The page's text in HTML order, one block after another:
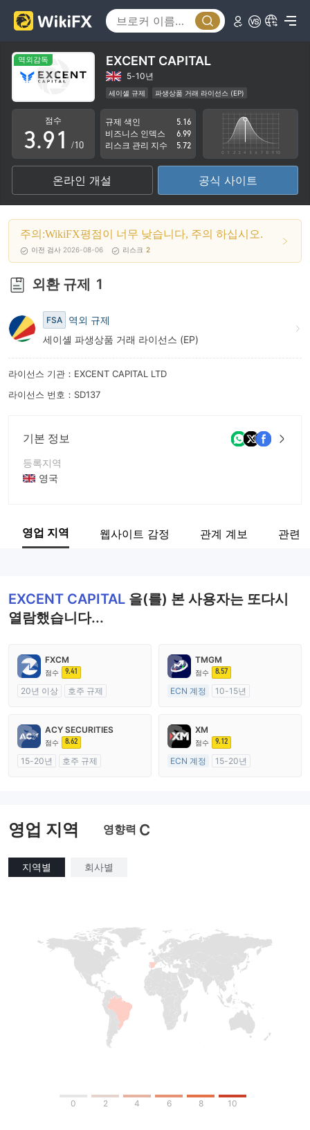
역외감독 EXCENT CAPITAL
5-10년
세이셸 규제
파생상품 거래 라이선스 (EP)
업무 구역 의심
중급 잠재 위험 역외 규제
점수
0
1
2
3
4
5
6
7
8
.
5
6
7
8
9
0
1
2
3
4
5
6
7
8
9
/10
규제 색인
5.16
비즈니스 인덱스
6.99
리스크 관리 지수
5.72
온라인 개설 공식 사이트
주의:WikiFX평점이 너무 낮습니다, 주의 하십시오.
이전 검사 2026-08-06 리스크 2
외환 규제 1
FSA
역외 규제
세이셸 파생상품 거래 라이선스 (EP)
라이선스 기관：EXCENT CAPITAL LTD
라이선스 번호：SD137
기본 정보
등록지역
영국
회사 전체 이름
영업 지역 웹사이트 감정 관계 계보 관련
EXCENT CAPITAL 을(를) 본 사용자는 또다시
열람했습니다...
FXCM
점수 9.41
20년 이상
호주 규제
마스터 레이블 MT4
TMGM
점수 8.57
ECN 계정
10-15년
외환 거래 라이선스 (MM)
마스터 레이블 MT4
ACY SECURITIES
점수 8.62
15-20년
호주 규제
XM
점수 9.12
ECN 계정
15-20년
영업 지역 영향력 C
지역별 회사별
0 2 4 6 8 10